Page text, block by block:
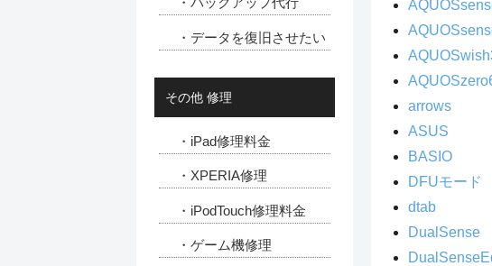
arrows
ASUS
BASIO
DFUモード
dtab
DualSense
・データを復旧させたい
その他 修理
・iPad修理料金
・XPERIA修理
・iPodTouch修理料金
・ゲーム機修理